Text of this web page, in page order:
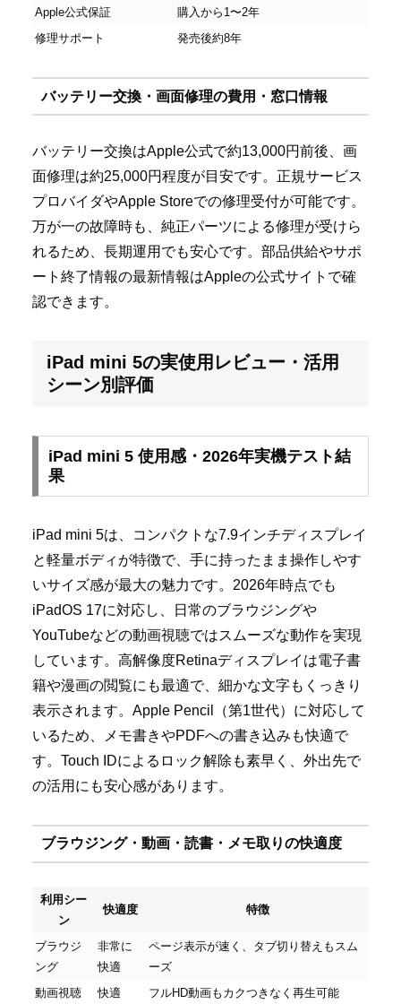
Apple公式保証
購入から1〜2年
修理サポート
発売後約8年
バッテリー交換・画面修理の費用・窓口情報
バッテリー交換はApple公式で約13,000円前後、画
面修理は約25,000円程度が目安です。正規サービス
プロバイダやApple Storeでの修理受付が可能です。
万が一の故障時も、純正パーツによる修理が受けら
れるため、長期運用でも安心です。部品供給やサポ
ート終了情報の最新情報はAppleの公式サイトで確
認できます。
iPad mini 5の実使用レビュー・活用
シーン別評価
iPad mini 5 使用感・2026年実機テスト結
果
iPad mini 5は、コンパクトな7.9インチディスプレイ
と軽量ボディが特徴で、手に持ったまま操作しやす
いサイズ感が最大の魅力です。2026年時点でも
iPadOS 17に対応し、日常のブラウジングや
YouTubeなどの動画視聴ではスムーズな動作を実現
しています。高解像度Retinaディスプレイは電子書
籍や漫画の閲覧にも最適で、細かな文字もくっきり
表示されます。Apple Pencil（第1世代）に対応して
いるため、メモ書きやPDFへの書き込みも快適で
す。Touch IDによるロック解除も素早く、外出先で
の活用にも安心感があります。
ブラウジング・動画・読書・メモ取りの快適度
利用シー
ン
快適度 特徴
ブラウジ
ング
非常に
快適
ページ表示が速く、タブ切り替えもスム
ーズ
動画視聴
快適 フルHD動画もカクつきなく再生可能